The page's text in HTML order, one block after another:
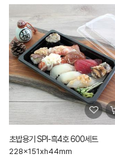
초밥용기 SPI-흑4호 600세트
228x151xh44mm